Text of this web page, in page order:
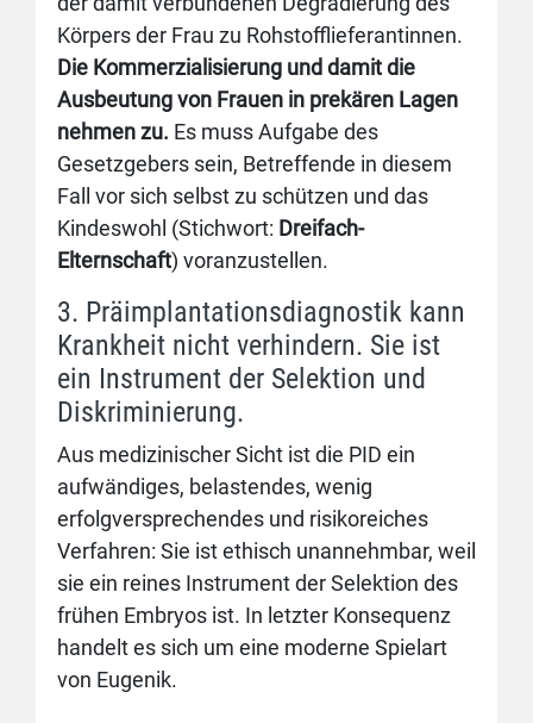
Körpers der Frau zu Rohstofflieferantinnen.
Die Kommerzialisierung und damit die
Ausbeutung von Frauen in prekären Lagen
nehmen zu. Es muss Aufgabe des
Gesetzgebers sein, Betreffende in diesem
Fall vor sich selbst zu schützen und das
Kindeswohl (Stichwort: Dreifach-
Elternschaft) voranzustellen.
3. Präimplantationsdiagnostik kann
Krankheit nicht verhindern. Sie ist
ein Instrument der Selektion und
Diskriminierung.
Aus medizinischer Sicht ist die PID ein
aufwändiges, belastendes, wenig
erfolgversprechendes und risikoreiches
Verfahren: Sie ist ethisch unannehmbar, weil
sie ein reines Instrument der Selektion des
frühen Embryos ist. In letzter Konsequenz
handelt es sich um eine moderne Spielart
von Eugenik.